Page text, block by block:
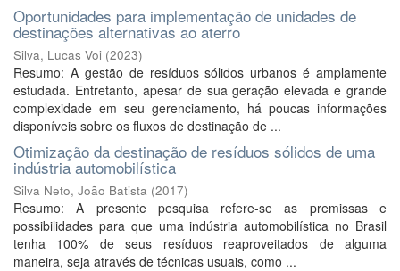
Oportunidades para implementação de unidades de
destinações alternativas ao aterro
Silva, Lucas Voi (2023)
Resumo: A gestão de resíduos sólidos urbanos é amplamente
estudada. Entretanto, apesar de sua geração elevada e grande
complexidade em seu gerenciamento, há poucas informações
disponíveis sobre os fluxos de destinação de ...
Otimização da destinação de resíduos sólidos de uma
indústria automobilística
Silva Neto, João Batista (2017)
Resumo: A presente pesquisa refere-se as premissas e
possibilidades para que uma indústria automobilística no Brasil
tenha 100% de seus resíduos reaproveitados de alguma
maneira, seja através de técnicas usuais, como ...